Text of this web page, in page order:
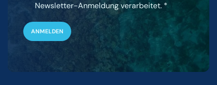
Newsletter-Anmeldung verarbeitet.